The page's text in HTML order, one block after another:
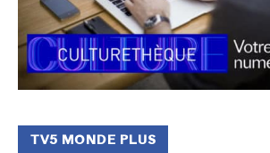
TV5 MONDE PLUS